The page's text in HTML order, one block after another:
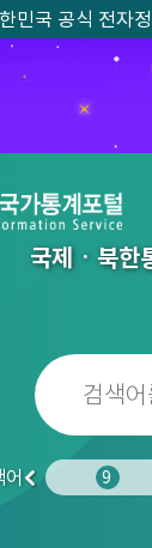
민국 공식 전자
국제ㆍ북한
어
이
9